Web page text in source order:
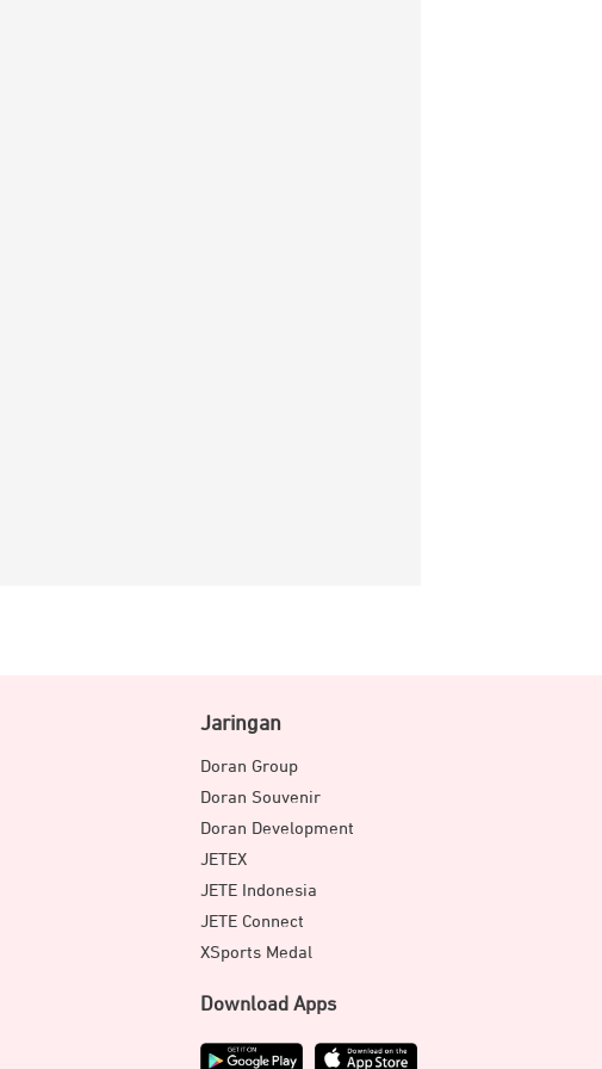
Jaringan
Doran Group
Doran Souvenir
Doran Development
JETEX
JETE Indonesia
JETE Connect
XSports Medal
Download Apps